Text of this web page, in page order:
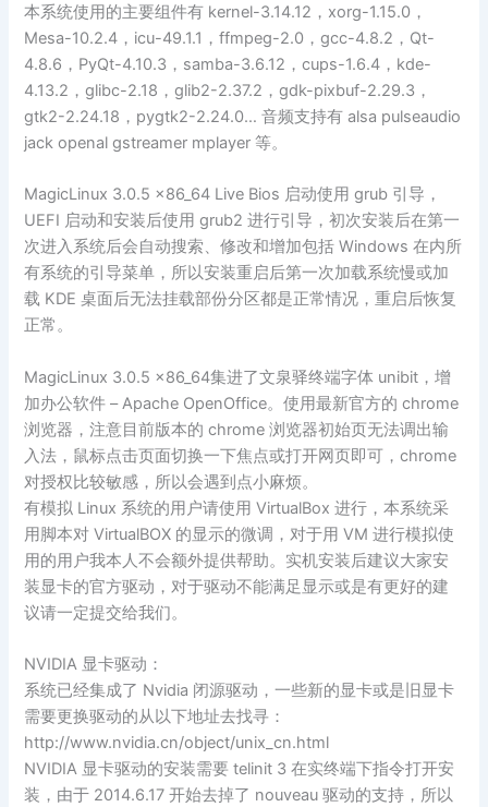
本系统使用的主要组件有 kernel-3.14.12，xorg-1.15.0，
Mesa-10.2.4，icu-49.1.1，ffmpeg-2.0，gcc-4.8.2，Qt-
4.8.6，PyQt-4.10.3，samba-3.6.12，cups-1.6.4，kde-
4.13.2，glibc-2.18，glib2-2.37.2，gdk-pixbuf-2.29.3，
gtk2-2.24.18，pygtk2-2.24.0… 音频支持有 alsa pulseaudio
jack openal gstreamer mplayer 等。
MagicLinux 3.0.5 x86_64 Live Bios 启动使用 grub 引导，
UEFI 启动和安装后使用 grub2 进行引导，初次安装后在第一
次进入系统后会自动搜索、修改和增加包括 Windows 在内所
有系统的引导菜单，所以安装重启后第一次加载系统慢或加
载 KDE 桌面后无法挂载部份分区都是正常情况，重启后恢复
正常。
MagicLinux 3.0.5 x86_64集进了文泉驿终端字体 unibit，增
加办公软件 – Apache OpenOffice。使用最新官方的 chrome
浏览器，注意目前版本的 chrome 浏览器初始页无法调出输
入法，鼠标点击页面切换一下焦点或打开网页即可，chrome
对授权比较敏感，所以会遇到点小麻烦。
有模拟 Linux 系统的用户请使用 VirtualBox 进行，本系统采
用脚本对 VirtualBOX 的显示的微调，对于用 VM 进行模拟使
用的用户我本人不会额外提供帮助。实机安装后建议大家安
装显卡的官方驱动，对于驱动不能满足显示或是有更好的建
议请一定提交给我们。
NVIDIA 显卡驱动：
系统已经集成了 Nvidia 闭源驱动，一些新的显卡或是旧显卡
需要更换驱动的从以下地址去找寻：
http://www.nvidia.cn/object/unix_cn.html
NVIDIA 显卡驱动的安装需要 telinit 3 在实终端下指令打开安
装，由于 2014.6.17 开始去掉了 nouveau 驱动的支持，所以